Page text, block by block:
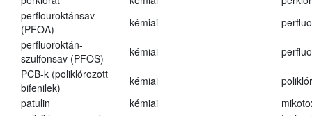
perflouroktánsav
(PFOA)
kémiai
perfluoroktán-
szulfonsav (PFOS)
kémiai
PCB-k (poliklórozott
bifenilek)
kémiai
patulin
kémiai